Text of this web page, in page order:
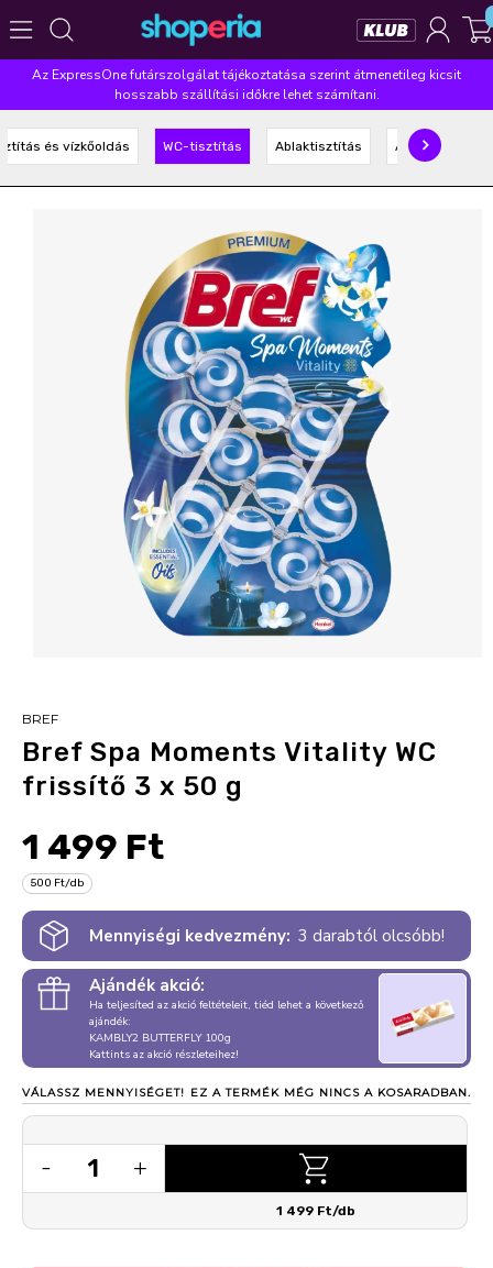
Népszerű kategóriák
Szépségápolás Élelmiszer Mosás Mosogatás
Takarítás Baba-mama Háztartás
Violeta Coccolino Silan
Népszerű keresések
leukoplast ariel lenor finish pampers
Az ExpressOne futárszolgálat tájékoztatása szerint átmenetileg kicsit
hosszabb szállítási időkre lehet számítani.
és vízkőoldás WC-tisztítás Ablaktisztítás Általános
BREF
Bref Spa Moments Vitality WC
frissítő 3 x 50 g
1 499 Ft
500 Ft/db
Mennyiségi kedvezmény: 3 darabtól olcsóbb!
Ajándék akció:
Ha teljesíted az akció feltételeit, tiéd lehet a következő
ajándék:
KAMBLY2 BUTTERFLY 100g
Kattints az akció részleteihez!
VÁLASSZ MENNYISÉGET! EZ A TERMÉK MÉG NINCS A KOSARADBAN.
- 1 +
1 499 Ft/db